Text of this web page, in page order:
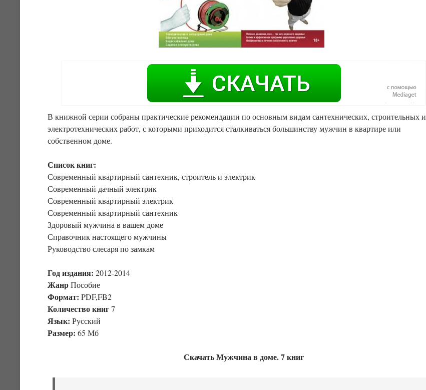
В книжной серии собраны практические рекомендации по основным видам сантехнических, строительных и
электротехнических работ, с которыми приходится сталкиваться большинству мужчин в квартире или
собственном доме.
Список книг:
Современный квартирный сантехник, строитель и электрик
Современный дачный электрик
Современный квартирный электрик
Современный квартирный сантехник
Здоровый мужчина в вашем доме
Справочник настоящего мужчины
Руководство слесаря по замкам
Год издания: 2012-2014
ЖанрПособие
Формат: PDF,FB2
Количество книг7
Язык: Русский
Размер: 65 Мб
Скачать Мужчина в доме. 7 книг